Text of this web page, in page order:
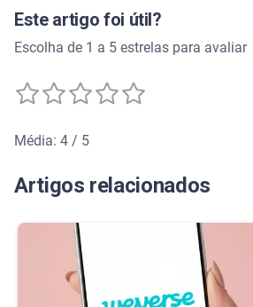
Este artigo foi útil?
Escolha de 1 a 5 estrelas para avaliar
Média: 4 / 5
Artigos relacionados